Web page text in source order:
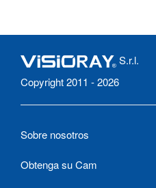
S.r.l.
Copyright 2011 - 2026
Sobre nosotros
Obtenga su Cam